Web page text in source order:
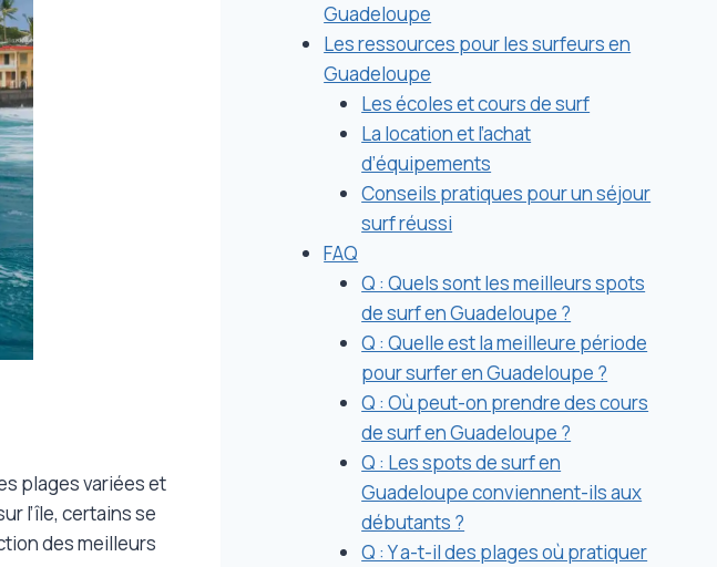
plages variées et
l’île, certains se
des meilleurs
Guadeloupe
Les ressources pour les surfeurs en
Guadeloupe
Les écoles et cours de surf
La location et l’achat
d’équipements
Conseils pratiques pour un séjour
surf réussi
FAQ
Q : Quels sont les meilleurs spots
de surf en Guadeloupe ?
Q : Quelle est la meilleure période
pour surfer en Guadeloupe ?
Q : Où peut-on prendre des cours
de surf en Guadeloupe ?
Q : Les spots de surf en
Guadeloupe conviennent-ils aux
débutants ?
Q : Y a-t-il des plages où pratiquer